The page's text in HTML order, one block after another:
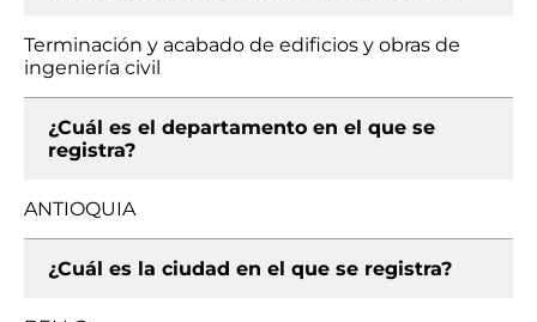
Terminación y acabado de edificios y obras de
ingeniería civil
¿Cuál es el departamento en el que se
registra?
ANTIOQUIA
¿Cuál es la ciudad en el que se registra?